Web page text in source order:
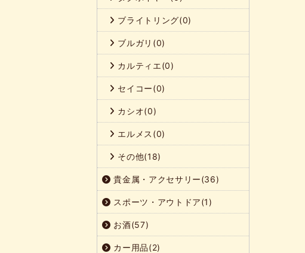
ブライトリング(0)
ブルガリ(0)
カルティエ(0)
セイコー(0)
カシオ(0)
エルメス(0)
その他(18)
貴金属・アクセサリー(36)
スポーツ・アウトドア(1)
お酒(57)
カー用品(2)